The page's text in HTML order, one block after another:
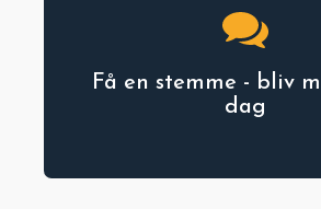
Få en stemme - bliv
dag